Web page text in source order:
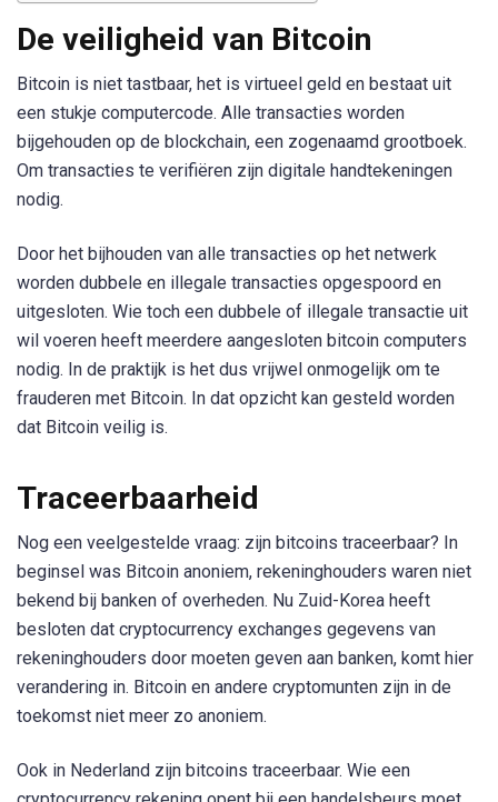
De veiligheid van Bitcoin
Bitcoin is niet tastbaar, het is virtueel geld en bestaat uit
een stukje computercode. Alle transacties worden
bijgehouden op de blockchain, een zogenaamd grootboek.
Om transacties te verifiëren zijn digitale handtekeningen
nodig.
Door het bijhouden van alle transacties op het netwerk
worden dubbele en illegale transacties opgespoord en
uitgesloten. Wie toch een dubbele of illegale transactie uit
wil voeren heeft meerdere aangesloten bitcoin computers
nodig. In de praktijk is het dus vrijwel onmogelijk om te
frauderen met Bitcoin. In dat opzicht kan gesteld worden
dat Bitcoin veilig is.
Traceerbaarheid
Nog een veelgestelde vraag: zijn bitcoins traceerbaar? In
beginsel was Bitcoin anoniem, rekeninghouders waren niet
bekend bij banken of overheden. Nu Zuid-Korea heeft
besloten dat cryptocurrency exchanges gegevens van
rekeninghouders door moeten geven aan banken, komt hier
verandering in. Bitcoin en andere cryptomunten zijn in de
toekomst niet meer zo anoniem.
Ook in Nederland zijn bitcoins traceerbaar. Wie een